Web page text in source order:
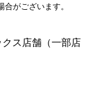
がございます。
ス店舗（一部店